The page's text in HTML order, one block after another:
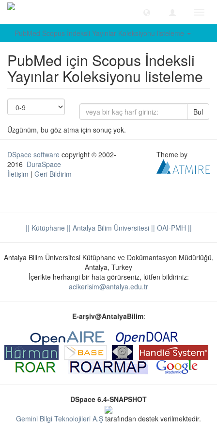
PubMed Scopus İndeksli Yayınlar Koleksiyonu listeleme
PubMed için Scopus İndeksli
Yayınlar Koleksiyonu listeleme
Bul
Üzgünüm, bu göz atma için sonuç yok.
DSpace software copyright © 2002-
2016 DuraSpace
İletişim | Geri Bildirim
Theme by
|| Kütüphane || Antalya Bilim Üniversitesi || OAI-PMH ||
Antalya Bilim Üniversitesi Kütüphane ve Dokümantasyon Müdürlüğü,
Antalya, Turkey
İçerikte herhangi bir hata görürseniz, lütfen bildiriniz:
acikerisim@antalya.edu.tr
E-arşiv@AntalyaBilim:
DSpace 6.4-SNAPSHOT
Gemini Bilgi Teknolojileri A.Ş tarafından destek verilmektedir.